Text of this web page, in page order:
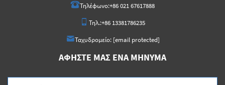
Τηλέφωνο:+86 021 67617888
Τηλ.:+86 13381786235
Ταχυδρομείο: [email protected]
ΑΦΉΣΤΕ ΜΑΣ ΈΝΑ ΜΉΝΥΜΑ